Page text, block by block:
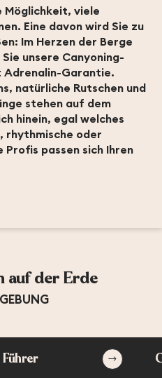
Möglichkeit, viele
Eine davon wird Sie zu
Im Herzen der Berge
unsere Canyoning-
Adrenalin-Garantie.
natürliche Rutschen und
stehen auf dem
hinein, egal welches
rhythmische oder
passen sich Ihren
auf der Erde
Führer